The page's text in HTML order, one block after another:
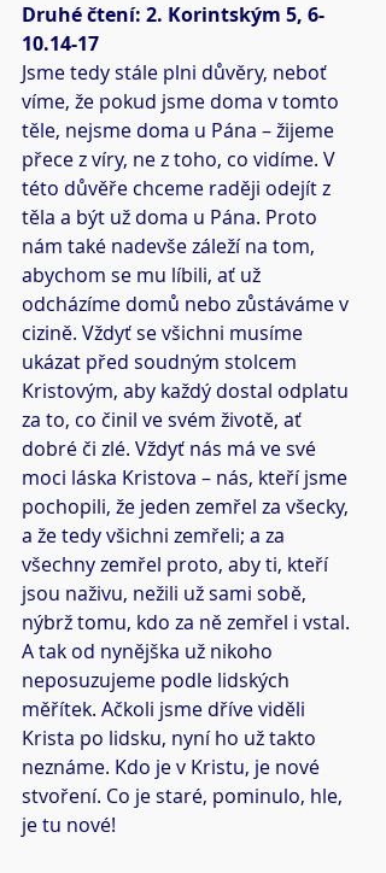
Druhé čtení: 2. Korintským 5, 6-
10.14-17
Jsme tedy stále plni důvěry, neboť
víme, že pokud jsme doma v tomto
těle, nejsme doma u Pána – žijeme
přece z víry, ne z toho, co vidíme. V
této důvěře chceme raději odejít z
těla a být už doma u Pána. Proto
nám také nadevše záleží na tom,
abychom se mu líbili, ať už
odcházíme domů nebo zůstáváme v
cizině. Vždyť se všichni musíme
ukázat před soudným stolcem
Kristovým, aby každý dostal odplatu
za to, co činil ve svém životě, ať
dobré či zlé. Vždyť nás má ve své
moci láska Kristova – nás, kteří jsme
pochopili, že jeden zemřel za všecky,
a že tedy všichni zemřeli; a za
všechny zemřel proto, aby ti, kteří
jsou naživu, nežili už sami sobě,
nýbrž tomu, kdo za ně zemřel i vstal.
A tak od nynějška už nikoho
neposuzujeme podle lidských
měřítek. Ačkoli jsme dříve viděli
Krista po lidsku, nyní ho už takto
neznáme. Kdo je v Kristu, je nové
stvoření. Co je staré, pominulo, hle,
je tu nové!